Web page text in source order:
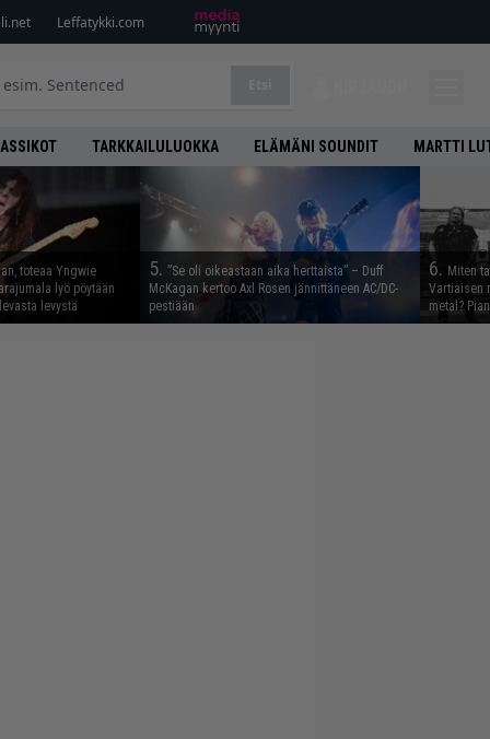
Leffatykki.com
TARKKAILULUOKKA ELÄMÄNI SOUNDIT MARTTI
toteaa Yngwie
lyö pöytään
levystä
5. ”Se oli oikeastaan aika herttaista” – Duff
McKagan kertoo Axl Rosen jännittäneen AC/DC-
pestiään
6. Miten
Vartiaisen
metal?